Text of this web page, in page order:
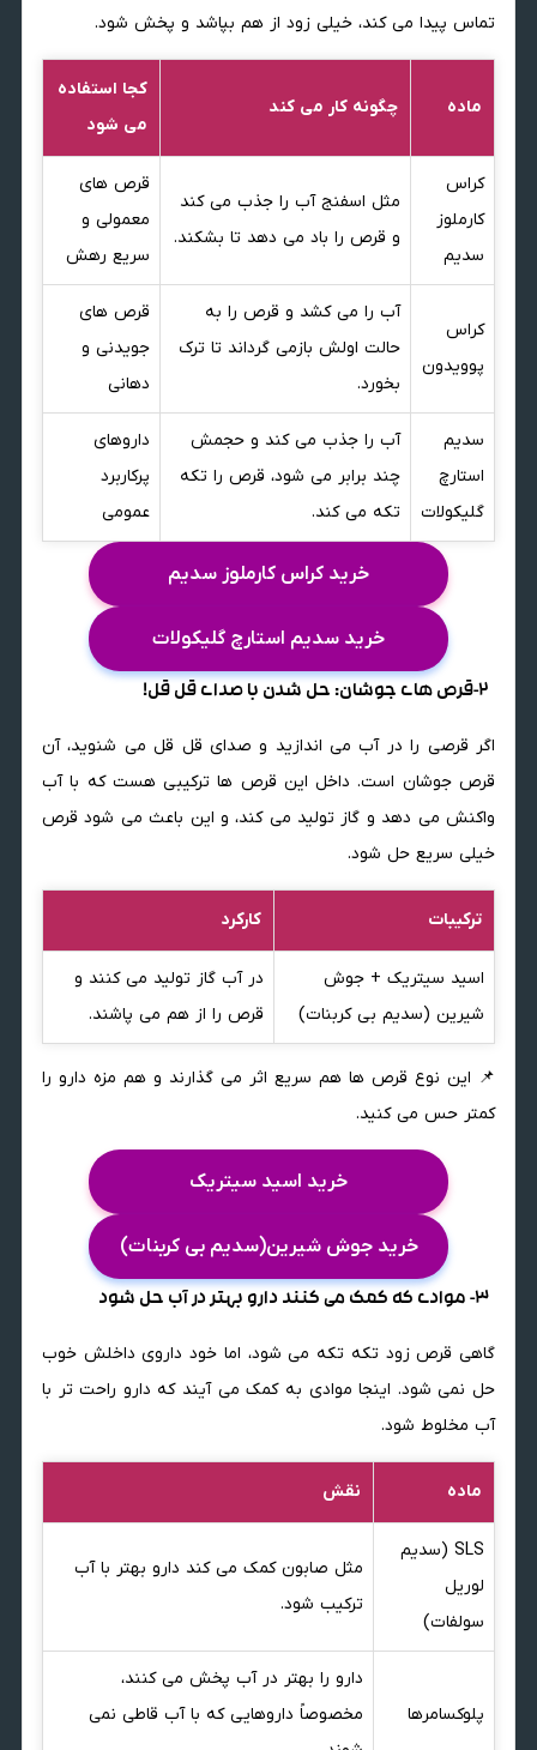
تماس پیدا می کند، خیلی زود از هم بپاشد و پخش شود.
ماده چگونه کار می کند
کجا استفاده
می شود
کراس
کارملوز
سدیم
مثل اسفنج آب را جذب می کند
و قرص را باد می دهد تا بشکند.
قرص های
معمولی و
سریع رهش
کراس
پوویدون
آب را می کشد و قرص را به
حالت اولش بازمی گرداند تا ترک
بخورد.
قرص های
جویدنی و
دهانی
سدیم
استارچ
گلیکولات
آب را جذب می کند و حجمش
چند برابر می شود، قرص را تکه
تکه می کند.
داروهای
پرکاربرد
عمومی
خرید کراس کارملوز سدیم
خرید سدیم استارچ گلیکولات
2-قرص های جوشان: حل شدن با صدای قل قل!
اگر قرصی را در آب می اندازید و صدای قل قل می شنوید، آن
قرص جوشان است. داخل این قرص ها ترکیبی هست که با آب
واکنش می دهد و گاز تولید می کند، و این باعث می شود قرص
خیلی سریع حل شود.
ترکیبات کارکرد
اسید سیتریک + جوش
شیرین (سدیم بی کربنات)
در آب گاز تولید می کنند و
قرص را از هم می پاشند.
📌 این نوع قرص ها هم سریع اثر می گذارند و هم مزه دارو را
کمتر حس می کنید.
خرید اسید سیتریک
خرید جوش شیرین(سدیم بی کربنات)
3- موادی که کمک می کنند دارو بهتر در آب حل شود
گاهی قرص زود تکه تکه می شود، اما خود داروی داخلش خوب
حل نمی شود. اینجا موادی به کمک می آیند که دارو راحت تر با
آب مخلوط شود.
ماده نقش
SLS (سدیم
لوریل
سولفات)
مثل صابون کمک می کند دارو بهتر با آب
ترکیب شود.
پلوکسامرها
دارو را بهتر در آب پخش می کنند،
مخصوصاً داروهایی که با آب قاطی نمی